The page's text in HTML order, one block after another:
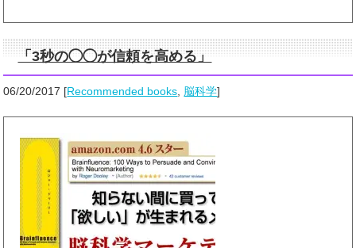
「3秒の◯◯が信頼を高める」
06/20/2017 [Recommended books, 脳科学]